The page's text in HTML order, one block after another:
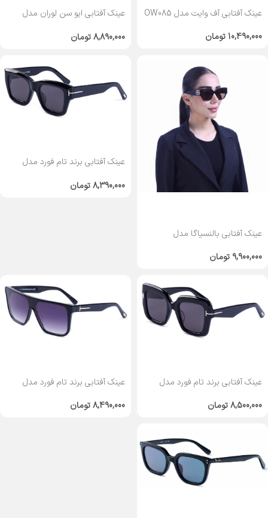
عینک آفتابی آف وایت مدل OW085
10,490,000 تومان
عینک آفتابی ایو سن لوران مدل
8,890,000تومان
عینک آفتابی بالنسیاگا مدل
9,900,000 تومان
عینک آفتابی برند تام فورد مدل
8,390,000تومان
عینک آفتابی برند تام فورد مدل
8,500,000تومان
عینک آفتابی برند تام فورد مدل
8,490,000تومان